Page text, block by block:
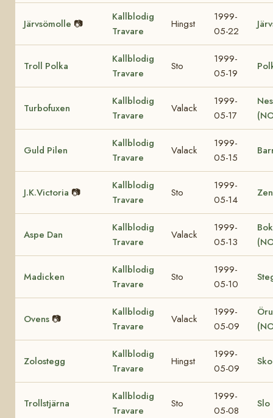
Järvsömolle 📷
Kallblodig
Travare
Hingst
1999-
05-22
Troll Polka
Kallblodig
Travare
Sto
1999-
05-19
Turbofuxen
Kallblodig
Travare
Valack
1999-
05-17
Guld Pilen
Kallblodig
Travare
Valack
1999-
05-15
J.K.Victoria 📷
Kallblodig
Travare
Sto
1999-
05-14
Aspe Dan
Kallblodig
Travare
Valack
1999-
05-13
Madicken
Kallblodig
Travare
Sto
1999-
05-10
Ovens 📷
Kallblodig
Travare
Valack
1999-
05-09
Zolostegg
Kallblodig
Travare
Hingst
1999-
05-09
Trollstjärna
Kallblodig
Travare
Sto
1999-
05-08
Slo